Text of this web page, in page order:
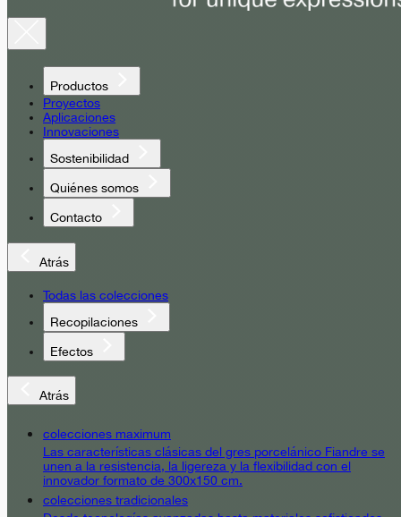
Productos
Proyectos
Aplicaciones
Innovaciones
Sostenibilidad
Quiénes somos
Contacto
Atrás
Todas las colecciones
Recopilaciones
Efectos
Atrás
colecciones maximum
Las características clásicas del gres porcelánico Fiandre se
unen a la resistencia, la ligereza y la flexibilidad con el
innovador formato de 300x150 cm.
colecciones tradicionales